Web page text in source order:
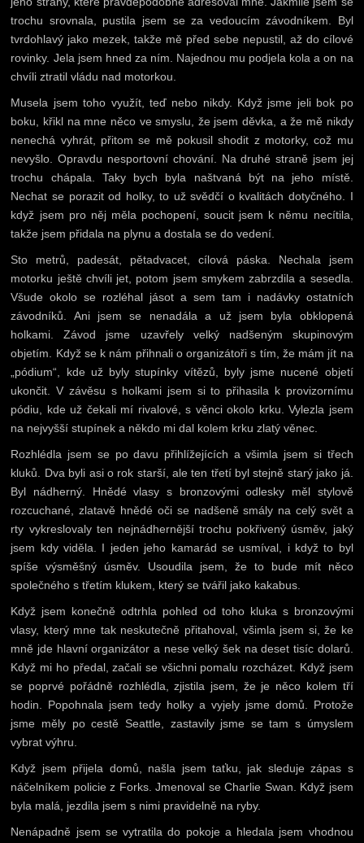
trochu srovnala, pustila jsem se za vedoucím závodníkem. Byl
tvrdohlavý jako mezek, takže mě před sebe nepustil, až do cílové
rovinky. Jela jsem hned za ním. Najednou mu podjela kola a on na
chvíli ztratil vládu nad motorkou.
Musela jsem toho využít, teď nebo nikdy. Když jsme jeli bok po
boku, křikl na mne něco ve smyslu, že jsem děvka, a že mě nikdy
nenechá vyhrát, přitom se mě pokusil shodit z motorky, což mu
nevyšlo. Opravdu nesportovní chování. Na druhé straně jsem jej
trochu chápala. Taky bych byla naštvaná být na jeho místě.
Nechat se porazit od holky, to už svědčí o kvalitách dotyčného. I
když jsem pro něj měla pochopení, soucit jsem k němu necítila,
takže jsem přidala na plynu a dostala se do vedení.
Sto metrů, padesát, pětadvacet, cílová páska. Nechala jsem
motorku ještě chvíli jet, potom jsem smykem zabrzdila a sesedla.
Všude okolo se rozléhal jásot a sem tam i nadávky ostatních
závodníků. Ani jsem se nenadála a už jsem byla obklopená
holkami. Závod jsme uzavřely velký nadšeným skupinovým
objetím. Když se k nám přihnali o organizátoři s tím, že mám jít na
„pódium“, kde už byly stupínky vítězů, byly jsme nucené objetí
ukončit. V závěsu s holkami jsem si to přihasila k provizornímu
pódiu, kde už čekali mí rivalové, s věnci okolo krku. Vylezla jsem
na nejvyšší stupínek a někdo mi dal kolem krku zlatý věnec.
Rozhlédla jsem se po davu přihlížejících a všimla jsem si třech
kluků. Dva byli asi o rok starší, ale ten třetí byl stejně starý jako já.
Byl nádherný. Hnědé vlasy s bronzovými odlesky měl stylově
rozcuchané, zlatavě hnědé oči se nadšeně smály na celý svět a
rty vykreslovaly ten nejnádhernější trochu pokřivený úsměv, jaký
jsem kdy viděla. I jeden jeho kamarád se usmíval, i když to byl
spíše výsměšný úsměv. Usoudila jsem, že to bude mít něco
společného s třetím klukem, který se tvářil jako kakabus.
Když jsem konečně odtrhla pohled od toho kluka s bronzovými
vlasy, který mne tak neskutečně přitahoval, všimla jsem si, že ke
mně jde hlavní organizátor a nese velký šek na deset tisíc dolarů.
Když mi ho předal, začali se všichni pomalu rozcházet. Když jsem
se poprvé pořádně rozhlédla, zjistila jsem, že je něco kolem tří
hodin. Popohnala jsem tedy holky a vyjely jsme domů. Protože
jsme měly po cestě Seattle, zastavily jsme se tam s úmyslem
vybrat výhru.
Když jsem přijela domů, našla jsem taťku, jak sleduje zápas s
náčelníkem policie z Forks. Jmenoval se Charlie Swan. Když jsem
byla malá, jezdila jsem s nimi pravidelně na ryby.
Nenápadně jsem se vytratila do pokoje a hledala jsem vhodnou